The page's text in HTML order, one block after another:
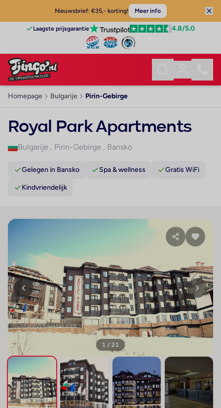
Nieuwsbrief: €35,- korting! Meer info
Laagste prijsgarantie 4.8/5.0
Homepage Bulgarije Pirin-Gebirge
Royal Park Apartments
Bulgarije , Pirin-Gebirge , Bansko
Gelegen in Bansko Spa & wellness Gratis WiFi
Kindvriendelijk
1 / 21